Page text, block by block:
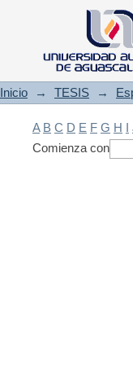
Filtrado
Inicio → TESIS →
A B C D E F G H I
Comienza con